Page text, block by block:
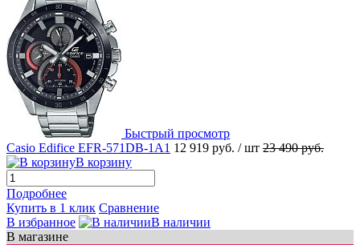
Быстрый просмотр
Casio Edifice EFR-571DB-1A1 12 919 руб. / шт 23 490 руб.
В корзину
Подробнее
Купить в 1 клик Сравнение
В избранное
В наличии
В магазине